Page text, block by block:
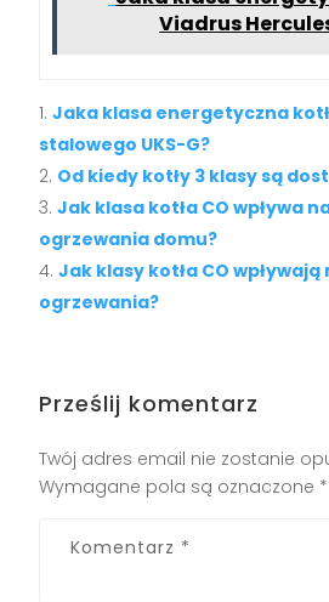
Viadrus
Jaka klasa energetyczna
stalowego UKS-G?
Od kiedy kotły 3 klasy są
Jak klasa kotła CO wpływa
ogrzewania domu?
Jak klasy kotła CO
ogrzewania?
Prześlij komentarz
Twój adres email nie zostanie
Wymagane pola są oznaczone *